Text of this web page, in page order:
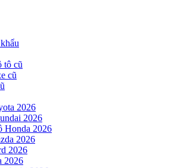
tô cũ
cũ
2026
2026
Honda 2026
2026
2026
2026